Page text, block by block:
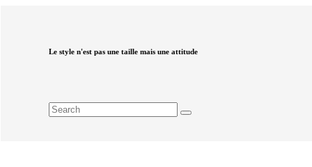
Le style n'est pas une taille mais une attitude